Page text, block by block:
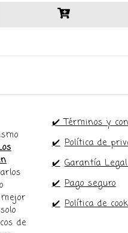
de
✔️ Términos y
✔️ Política de
✔️ Garantía
✔️ Pago seguro
✔️ Política de